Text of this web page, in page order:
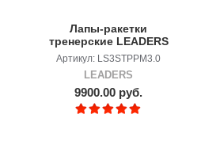
Лапы-ракетки
тренерские LEADERS
Paddels 3.0 BK/GN
Артикул: LS3STPPM3.0
LEADERS
9900.00 руб.